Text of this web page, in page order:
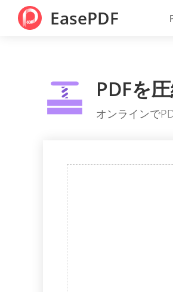
EasePDF
PDFを
オンラインで